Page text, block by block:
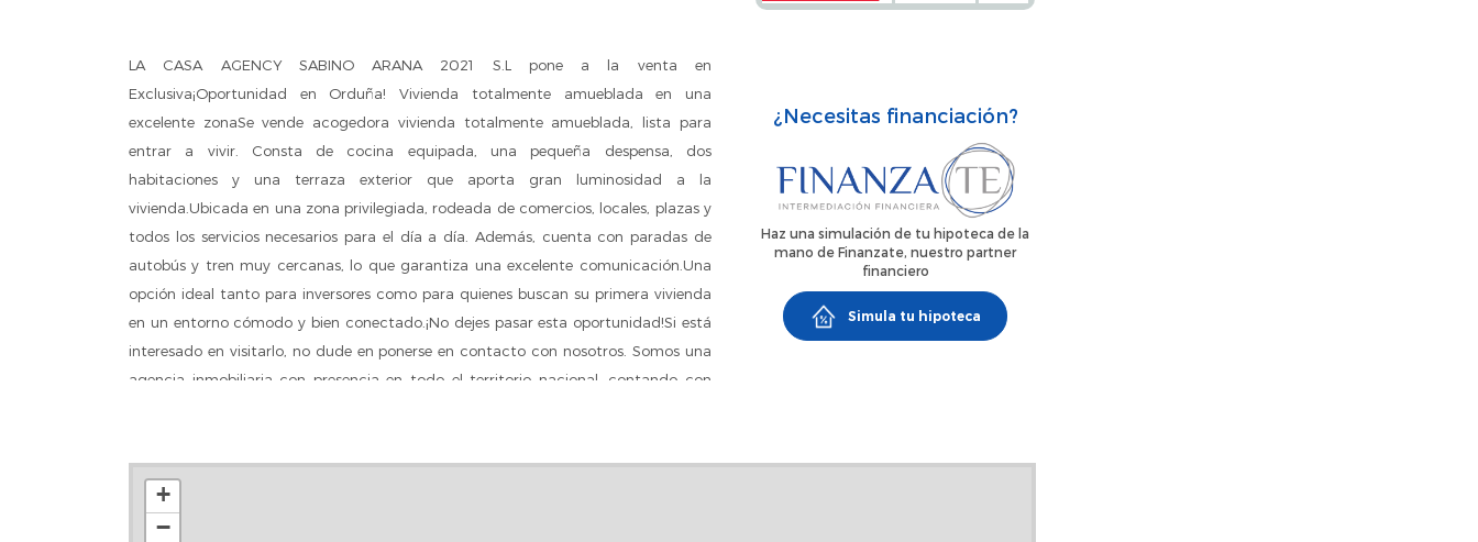
LA CASA AGENCY SABINO ARANA 2021 S.L pone a la venta en
Exclusiva¡Oportunidad en Orduña! Vivienda totalmente amueblada en una
excelente zonaSe vende acogedora vivienda totalmente amueblada, lista para
entrar a vivir. Consta de cocina equipada, una pequeña despensa, dos
habitaciones y una terraza exterior que aporta gran luminosidad a la
vivienda.Ubicada en una zona privilegiada, rodeada de comercios, locales, plazas y
todos los servicios necesarios para el día a día. Además, cuenta con paradas de
autobús y tren muy cercanas, lo que garantiza una excelente comunicación.Una
opción ideal tanto para inversores como para quienes buscan su primera vivienda
en un entorno cómodo y bien conectado.¡No dejes pasar esta oportunidad!Si está
interesado en visitarlo, no dude en ponerse en contacto con nosotros. Somos una
agencia inmobiliaria con presencia en todo el territorio nacional, contando con
necesarios para la intermediación inmobiliaria. Nuestro horario de oficina es de:
Lunes a viernes de 09:30 a 14:00 y de 17:00 a 20:30 Sábados de 10:00 a 14:00.
¿Necesitas financiación?
Haz una simulación de tu hipoteca de la
mano de Finanzate, nuestro partner
financiero
Simula tu hipoteca
+
−